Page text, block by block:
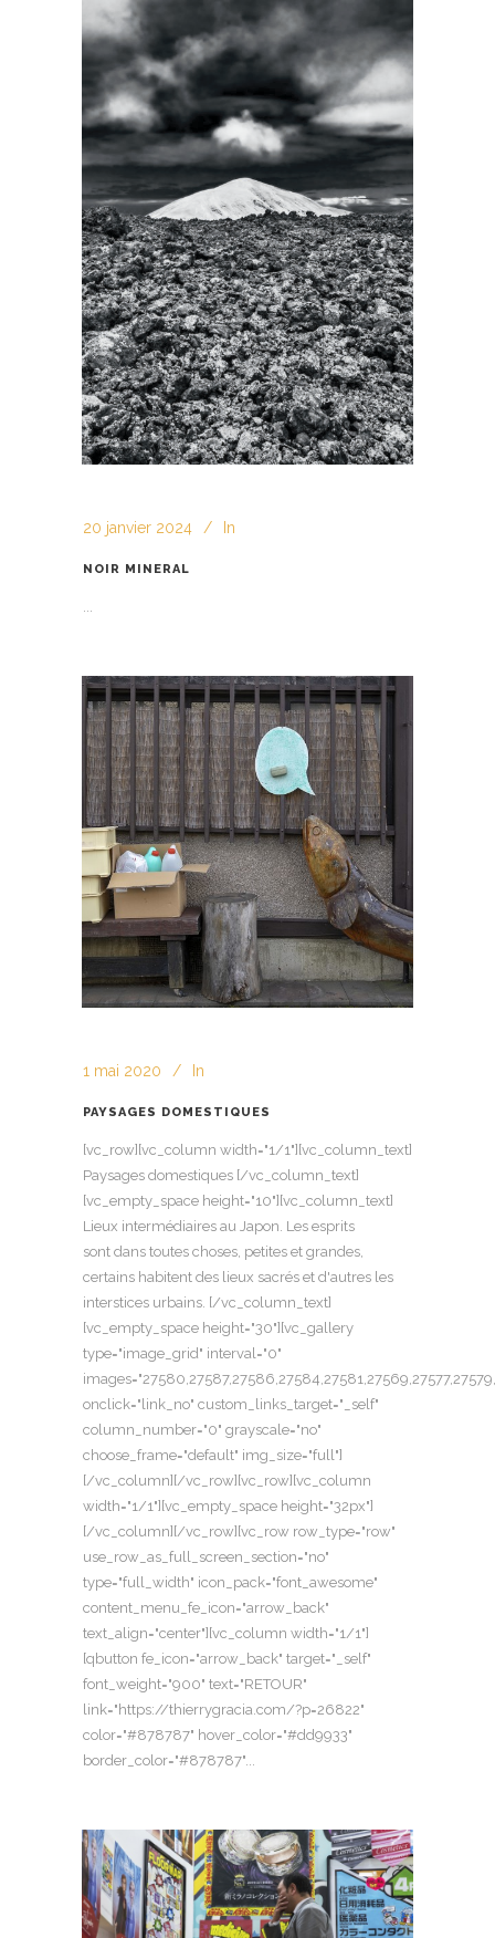
20 janvier 2024 In
NOIR MINERAL
1 mai 2020 In
PAYSAGES DOMESTIQUES
[vc_row][vc_column width="1/1"][vc_column_text]
Paysages domestiques [/vc_column_text]
[vc_empty_space height="10"][vc_column_text]
Lieux intermédiaires au Japon. Les esprits
sont dans toutes choses, petites et grandes,
certains habitent des lieux sacrés et d'autres les
interstices urbains. [/vc_column_text]
[vc_empty_space height="30"][vc_gallery
type="image_grid" interval="0"
onclick="link_no" custom_links_target="_self"
column_number="0" grayscale="no"
choose_frame="default" img_size="full"]
[/vc_column][/vc_row][vc_row][vc_column
width="1/1"][vc_empty_space height="32px"]
[/vc_column][/vc_row][vc_row row_type="row"
use_row_as_full_screen_section="no"
type="full_width" icon_pack="font_awesome"
content_menu_fe_icon="arrow_back"
text_align="center"][vc_column width="1/1"]
[qbutton fe_icon="arrow_back" target="_self"
font_weight="900" text="RETOUR"
link="https://thierrygracia.com/?p=26822"
color="#878787" hover_color="#dd9933"
border_color="#878787"...